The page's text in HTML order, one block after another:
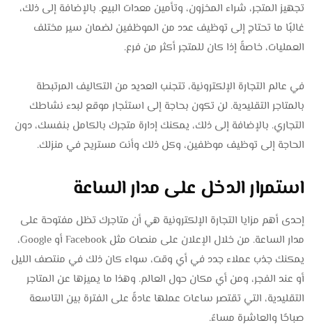
تجهيز المتجر، شراء المخزون، وتأمين معدات البيع. بالإضافة إلى ذلك،
غالبًا ما تحتاج إلى توظيف عدد من الموظفين لضمان سير مختلف
العمليات، خاصةً إذا كان للمتجر أكثر من فرع.
في عالم التجارة الإلكترونية، تتجنب العديد من التكاليف المرتبطة
بالمتاجر التقليدية. لن تكون بحاجة إلى استئجار موقع لبدء نشاطك
التجاري. بالإضافة إلى ذلك، يمكنك إدارة متجرك بالكامل بنفسك، دون
الحاجة إلى توظيف موظفين، وكل ذلك وأنت مستريح في منزلك.
استمرار الدخل على مدار الساعة
إحدى أهم مزايا التجارة الإلكترونية هي أن متاجرك تظل مفتوحة على
مدار الساعة. من خلال الإعلان على منصات مثل Facebook أو Google،
يمكنك جذب عملاء جدد في أي وقت، سواء كان ذلك في منتصف الليل
أو عند الفجر، ومن أي مكان حول العالم. وهذا ما يميزها عن المتاجر
التقليدية، التي تقتصر ساعات عملها عادةً على الفترة بين التاسعة
صباحًا والعاشرة مساءً.